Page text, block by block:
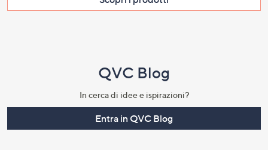
QVC Blog
In cerca di idee e ispirazioni?
Entra in QVC Blog